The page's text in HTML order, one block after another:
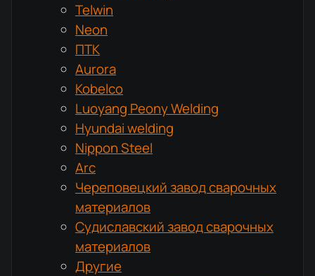
Telwin
Neon
ПТК
Aurora
Kobelco
Luoyang Peony Welding
Hyundai welding
Nippon Steel
Arc
Череповецкий завод сварочных
материалов
Судиславский завод сварочных
материалов
Другие